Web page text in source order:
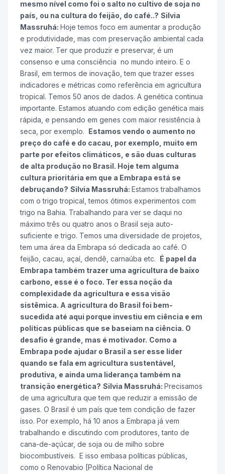
mesmo nível como foi o salto no cultivo de soja no
país, ou na cultura do feijão, do café..? Silvia
Massruhá: Hoje temos foco em aumentar a produção
e produtividade, mas com preservação ambiental cada
vez maior. Ter que produzir e preservar, é um
consenso e uma consciência no mundo inteiro. E o
Brasil, em termos de inovação, tem que trazer esses
indicadores e métricas como referência em agricultura
tropical. Temos 50 anos de dados. A genética continua
importante. Estamos atuando com edição genética mais
rápida, e pensando em genes com maior resistência à
seca, por exemplo. Estamos vendo o aumento no
preço do café e do cacau, por exemplo, muito em
parte por efeitos climáticos, e são duas culturas
de alta produção no Brasil. Hoje tem alguma
cultura prioritária em que a Embrapa está se
debruçando? Silvia Massruhá: Estamos trabalhamos
com o trigo tropical, temos ótimos experimentos com
trigo na Bahia. Trabalhando para ver se daqui no
máximo três ou quatro anos o Brasil seja auto-
suficiente e trigo. Temos uma diversidade de projetos,
tem uma área da Embrapa só dedicada ao café. O
feijão, cacau, açaí, dendê, carnaúba etc. É papel da
Embrapa também trazer uma agricultura de baixo
carbono, esse é o foco. Ter essa noção da
complexidade da agricultura e essa visão
sistêmica. A agricultura do Brasil foi bem-
sucedida até aqui porque investiu em ciência e em
políticas públicas que se baseiam na ciência. O
desafio é grande, mas é motivador. Como a
Embrapa pode ajudar o Brasil a ser esse líder
quando se fala em agricultura sustentável,
produtiva, e ainda uma liderança também na
transição energética? Silvia Massruhá: Precisamos
de uma agricultura que tem que reduzir a emissão de
gases. O Brasil é um país que tem condição de fazer
isso. Por exemplo, há 10 anos a Embrapa já vem
trabalhando e discutindo com produtores, tanto de
cana-de-açúcar, de soja ou de milho sobre
biocombustíveis. E isso embasa políticas públicas,
como o Renovabio [Política Nacional de